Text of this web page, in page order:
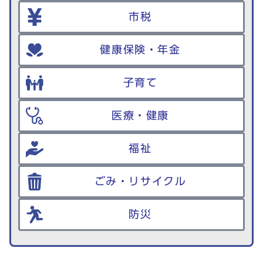
市税
健康保険・年金
子育て
医療・健康
福祉
ごみ・リサイクル
防災